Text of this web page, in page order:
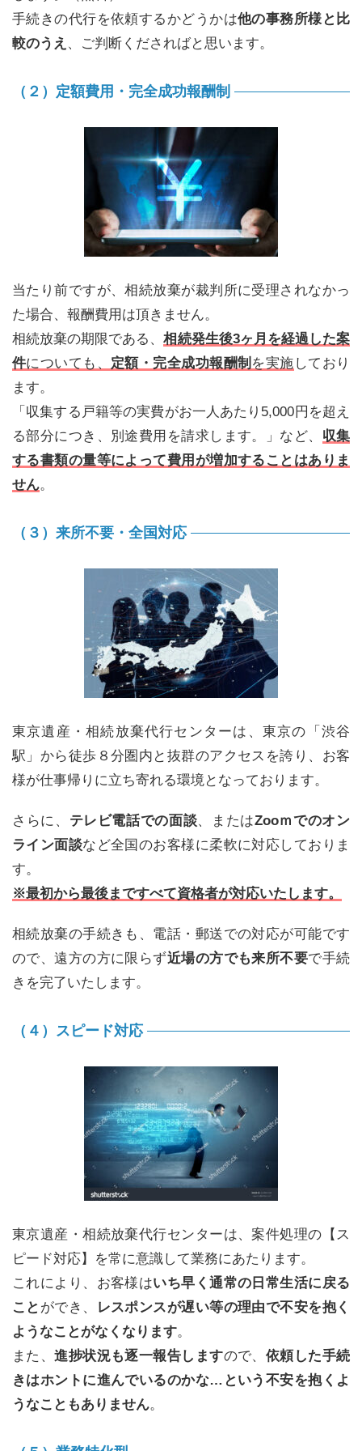
手続きの代行を依頼するかどうかは他の事務所様と比
較のうえ 、ご判断くださればと思います。
（２）定額費用・完全成功報酬制
当たり前ですが、相続放棄が裁判所に受理されなかっ
た場合、報酬費用は頂きません。
相続放棄の期限である、相続発生後3ヶ月を経過した案
件についても、 定額・完全成功報酬制 を実施 しており
ます。
「収集する戸籍等の実費がお一人あたり5,000円を超え
る部分につき、別途費用を請求します。」など、 収集
する書類の量等によって費用が増加することはありま
せん。
（３）来所不要・全国対応
東京遺産・相続放棄代行センターは、東京の「渋谷
駅」から徒歩８分圏内と抜群のアクセスを誇り、お客
様が仕事帰りに立ち寄れる環境となっております。
さらに、 テレビ電話での面談、またはZooｍでのオン
ライン面談など全国のお客様に柔軟に対応しておりま
す。
※最初から最後まですべて資格者が対応いたします。
相続放棄の手続きも、電話・郵送での対応が可能です
ので、遠方の方に限らず近場の方でも来所不要で手続
きを完了いたします。
（４）スピード対応
東京遺産・相続放棄代行センターは、案件処理の【ス
ピード対応】を常に意識して業務にあたります。
これにより、お客様はいち早く通常の日常生活に戻る
こと ができ、
レスポンスが遅い等の理由で不安を抱く
ようなことがなくなります。
また、進捗状況も逐一報告しますので、 依頼した手続
きはホントに進んでいるのかな…という不安を抱くよ
うなこともありません。